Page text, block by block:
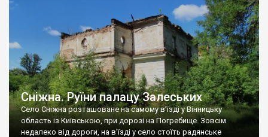
Сніжна. Руїни палацу Залеських
Село Сніжна розташоване на самому в’їзді у Вінницьку
область із Київською, при дорозі на Погребище. Зовсім
недалеко від дороги, на в’їзді у село стоїть радянське